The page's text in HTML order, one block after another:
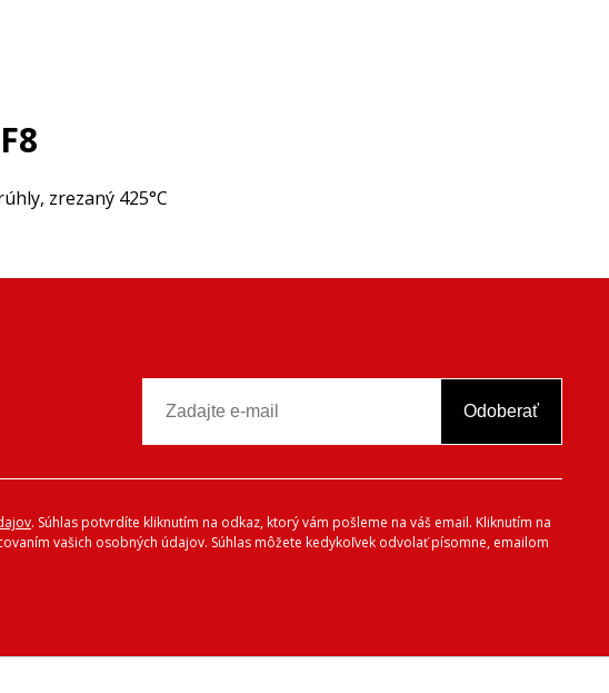
zrezaný 425°C
Odoberať
. Súhlas potvrdíte kliknutím na odkaz, ktorý vám pošleme na váš email. Kliknutím na
vašich osobných údajov. Súhlas môžete kedykoľvek odvolať písomne, emailom